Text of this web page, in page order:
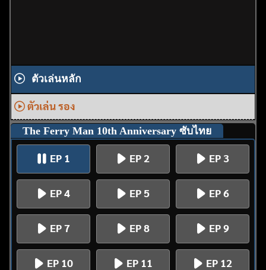
ตัวเล่นหลัก
ตัวเล่น รอง
The Ferry Man 10th Anniversary ซับไทย
EP 1 EP 2 EP 3
EP 4 EP 5 EP 6
EP 7 EP 8 EP 9
EP 10 EP 11 EP 12